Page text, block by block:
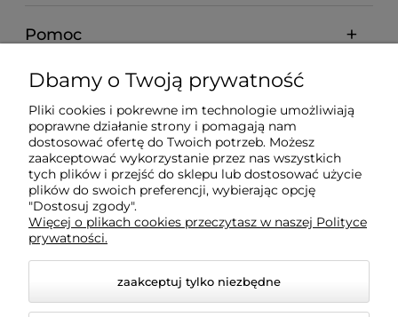
Pomoc
Moje konto
Płatności i dostawa
Informacje
O nas
Dbamy o Twoją prywatność
Pliki cookies i pokrewne im technologie umożliwiają
poprawne działanie strony i pomagają nam
dostosować ofertę do Twoich potrzeb. Możesz
zaakceptować wykorzystanie przez nas wszystkich
tych plików i przejść do sklepu lub dostosować użycie
plików do swoich preferencji, wybierając opcję
"Dostosuj zgody".
Więcej o plikach cookies przeczytasz w naszej Polityce
prywatności.
zaakceptuj tylko niezbędne